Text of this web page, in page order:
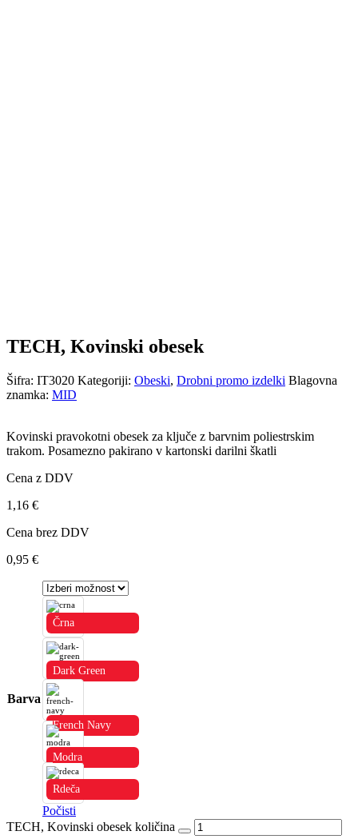
TECH, Kovinski obesek
Šifra: IT3020 Kategoriji: Obeski, Drobni promo izdelki Blagovna
znamka: MID
Kovinski pravokotni obesek za ključe z barvnim poliestrskim
trakom. Posamezno pakirano v kartonski darilni škatli
Cena z DDV
1,16 €
Cena brez DDV
0,95 €
Barva
Črna
Dark Green
French Navy
Modra
Rdeča
Počisti
TECH, Kovinski obesek količina